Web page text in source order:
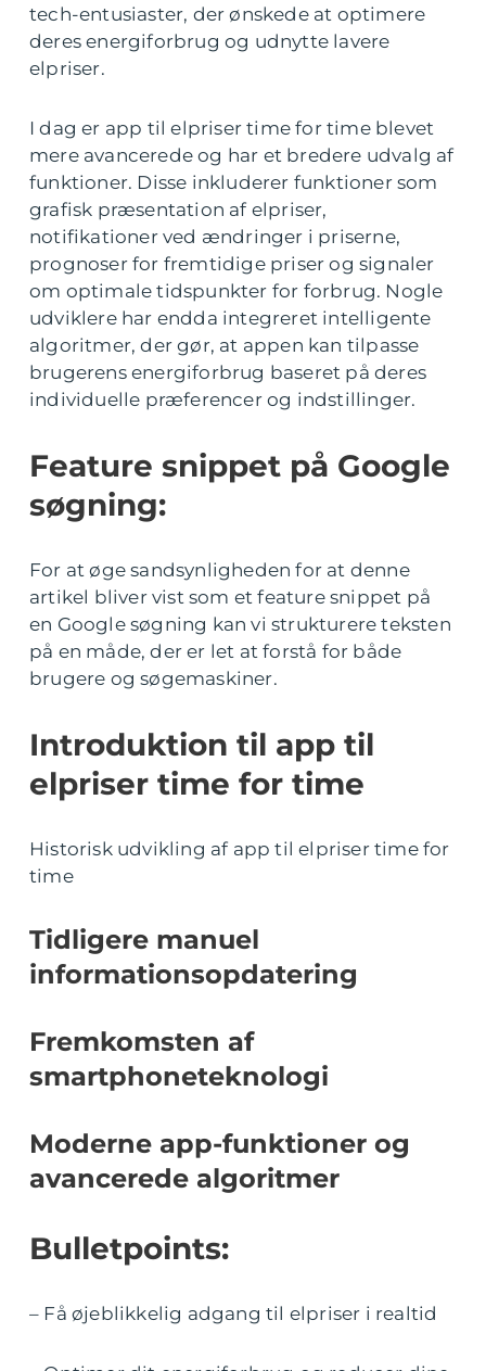
tech-entusiaster, der ønskede at optimere
deres energiforbrug og udnytte lavere
elpriser.
I dag er app til elpriser time for time blevet
mere avancerede og har et bredere udvalg af
funktioner. Disse inkluderer funktioner som
grafisk præsentation af elpriser,
notifikationer ved ændringer i priserne,
prognoser for fremtidige priser og signaler
om optimale tidspunkter for forbrug. Nogle
udviklere har endda integreret intelligente
algoritmer, der gør, at appen kan tilpasse
brugerens energiforbrug baseret på deres
individuelle præferencer og indstillinger.
Feature snippet på Google
søgning:
For at øge sandsynligheden for at denne
artikel bliver vist som et feature snippet på
en Google søgning kan vi strukturere teksten
på en måde, der er let at forstå for både
brugere og søgemaskiner.
Introduktion til app til
elpriser time for time
Historisk udvikling af app til elpriser time for
time
Tidligere manuel
informationsopdatering
Fremkomsten af
smartphoneteknologi
Moderne app-funktioner og
avancerede algoritmer
Bulletpoints:
– Få øjeblikkelig adgang til elpriser i realtid